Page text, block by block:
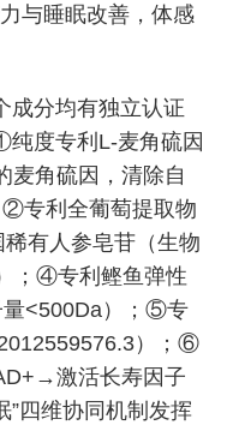
与睡眠改善，体感
成分均有独立认证
度专利L-麦角硫因
麦角硫因，清除自
专利全葡萄提取物
有人参皂苷（生物
；④专利鲣鱼弹性
量<500Da）；⑤专
）；⑥
激活长寿因子
四维协同机制发挥